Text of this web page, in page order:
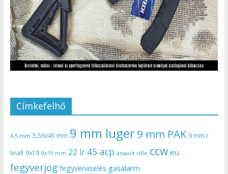
Címkefelhő
4,5 mm 5,56x45 mm 9 mm luger9 mm PAK 9 mm r
knall 9x19 9x19 mm 22 lr 45 acp assault rifle ccw eu
fegyverjog fegyverviselés gasalarm